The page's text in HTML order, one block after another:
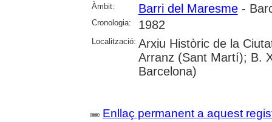
Àmbit:
Barri del Maresme-
Cronologia: 1982
Localització: Arxiu Històric de la
Arranz (Sant Martí); B.
Barcelona)
Enllaç permanent a aquest